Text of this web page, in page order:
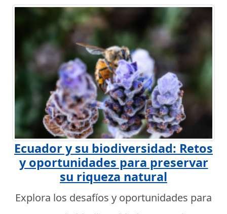
Ecuador y su biodiversidad: Retos
y oportunidades para preservar
su riqueza natural
Explora los desafíos y oportunidades para